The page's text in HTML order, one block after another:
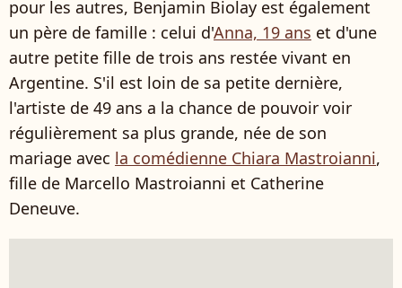
pour les autres, Benjamin Biolay est également
un père de famille : celui d'Anna, 19 ans et d'une
autre petite fille de trois ans restée vivant en
Argentine. S'il est loin de sa petite dernière,
l'artiste de 49 ans a la chance de pouvoir voir
régulièrement sa plus grande, née de son
mariage avec la comédienne Chiara Mastroianni,
fille de Marcello Mastroianni et Catherine
Deneuve.